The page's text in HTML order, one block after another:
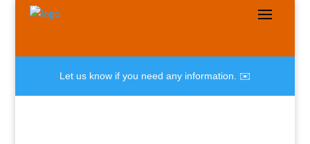
Let us know if you need any information. ✉️